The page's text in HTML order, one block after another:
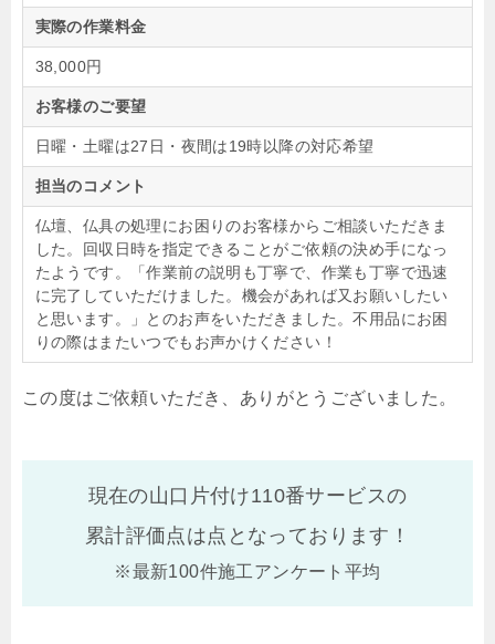
実際の作業料金
38,000円
お客様のご要望
日曜・土曜は27日・夜間は19時以降の対応希望
担当のコメント
仏壇、仏具の処理にお困りのお客様からご相談いただきま
した。回収日時を指定できることがご依頼の決め手になっ
たようです。「作業前の説明も丁寧で、作業も丁寧で迅速
に完了していただけました。機会があれば又お願いしたい
と思います。」とのお声をいただきました。不用品にお困
りの際はまたいつでもお声かけください！
この度はご依頼いただき、ありがとうございました。
現在の山口片付け110番サービスの
累計評価点は点となっております！
※最新100件施工アンケート平均